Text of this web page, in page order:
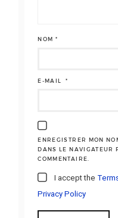
NOM *
E-MAIL*
ENREGISTRER MON
DANS LE NAVIGATEUR
COMMENTAIRE.
I accept the
Privacy Policy